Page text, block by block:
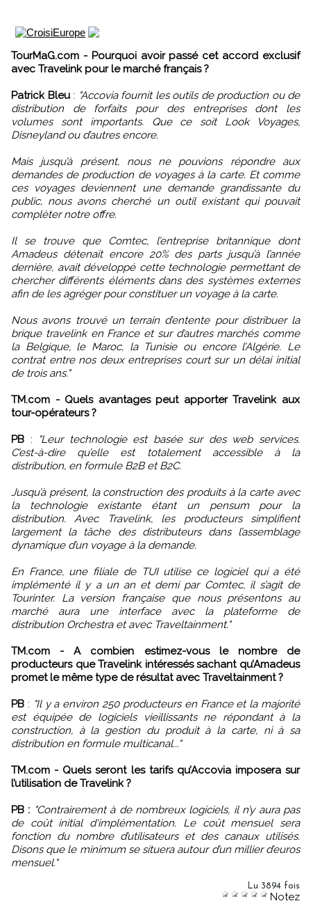
TourMaG.com - Pourquoi avoir passé cet accord exclusif
avec Travelink pour le marché français ?
Patrick Bleu : "Accovia fournit les outils de production ou de
distribution de forfaits pour des entreprises dont les
volumes sont importants. Que ce soit Look Voyages,
Disneyland ou d’autres encore.
Mais jusqu’à présent, nous ne pouvions répondre aux
demandes de production de voyages à la carte. Et comme
ces voyages deviennent une demande grandissante du
public, nous avons cherché un outil existant qui pouvait
complèter notre offre.
Il se trouve que Comtec, l’entreprise britannique dont
Amadeus détenait encore 20% des parts jusqu’à l’année
dernière, avait développé cette technologie permettant de
chercher différents éléments dans des systèmes externes
afin de les agréger pour constituer un voyage à la carte.
Nous avons trouvé un terrain d’entente pour distribuer la
brique travelink en France et sur d’autres marchés comme
la Belgique, le Maroc, la Tunisie ou encore l’Algérie. Le
contrat entre nos deux entreprises court sur un délai initial
de trois ans."
TM.com - Quels avantages peut apporter Travelink aux
tour-opérateurs ?
PB :
"Leur technologie est basée sur des web services.
C’est-à-dire qu’elle est totalement accessible à la
distribution, en formule B2B et B2C.
Jusqu’à présent, la construction des produits à la carte avec
la technologie existante étant un pensum pour la
distribution. Avec Travelink, les producteurs simplifient
largement la tâche des distributeurs dans l’assemblage
dynamique d’un voyage à la demande.
En France, une filiale de TUI utilise ce logiciel qui a été
implémenté il y a un an et demi par Comtec, il s’agit de
Tourinter. La version française que nous présentons au
marché aura une interface avec la plateforme de
distribution Orchestra et avec Traveltainment."
TM.com - A combien estimez-vous le nombre de
producteurs que Travelink intéressés sachant qu’Amadeus
promet le même type de résultat avec Traveltainment ?
PB : "Il y a environ 250 producteurs en France et la majorité
est équipée de logiciels vieillissants ne répondant à la
construction, à la gestion du produit à la carte, ni à sa
distribution en formule multicanal..."
TM.com - Quels seront les tarifs qu’Accovia imposera sur
l’utilisation de Travelink ?
PB : "Contrairement à de nombreux logiciels, il n’y aura pas
de coût initial d‘implémentation. Le coût mensuel sera
fonction du nombre d’utilisateurs et des canaux utilisés.
Disons que le minimum se situera autour d’un millier d’euros
mensuel."
Lu 3894 fois
Notez